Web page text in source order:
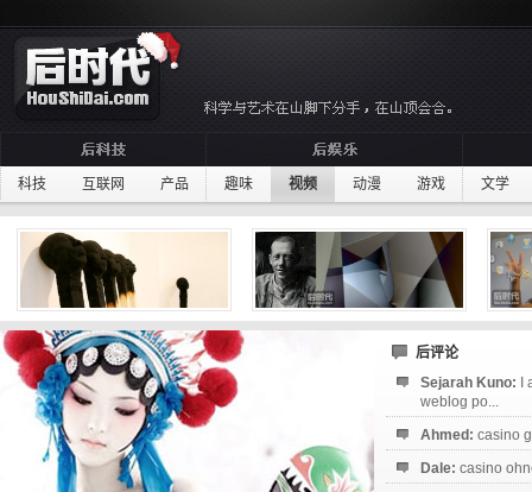
科技 互联网 产品 趣味 视频 动漫 游戏 文学
后评论
Sejarah Kuno:
weblog po...
Ahmed: casino
Dale: casino